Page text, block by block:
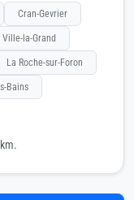
Cran-Gevrier
Ville-la-Grand
La Roche-sur-Foron
Bains